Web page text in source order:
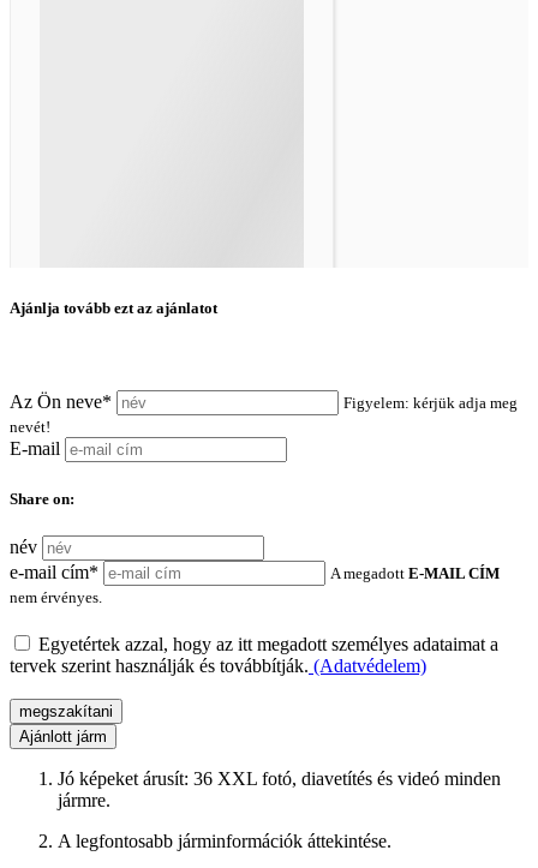
Ajánlja tovább ezt az ajánlatot
Az Ön neve*
Figyelem: kérjük adja meg
nevét!
E-mail
Share on:
név
e-mail cím*
A megadott E-MAIL CÍM
nem érvényes.
Egyetértek azzal, hogy az itt megadott személyes adataimat a
tervek szerint használják és továbbítják. (Adatvédelem)
megszakítani
Ajánlott járm
Jó képeket árusít: 36 XXL fotó, diavetítés és videó minden
jármre.
A legfontosabb járminformációk áttekintése.